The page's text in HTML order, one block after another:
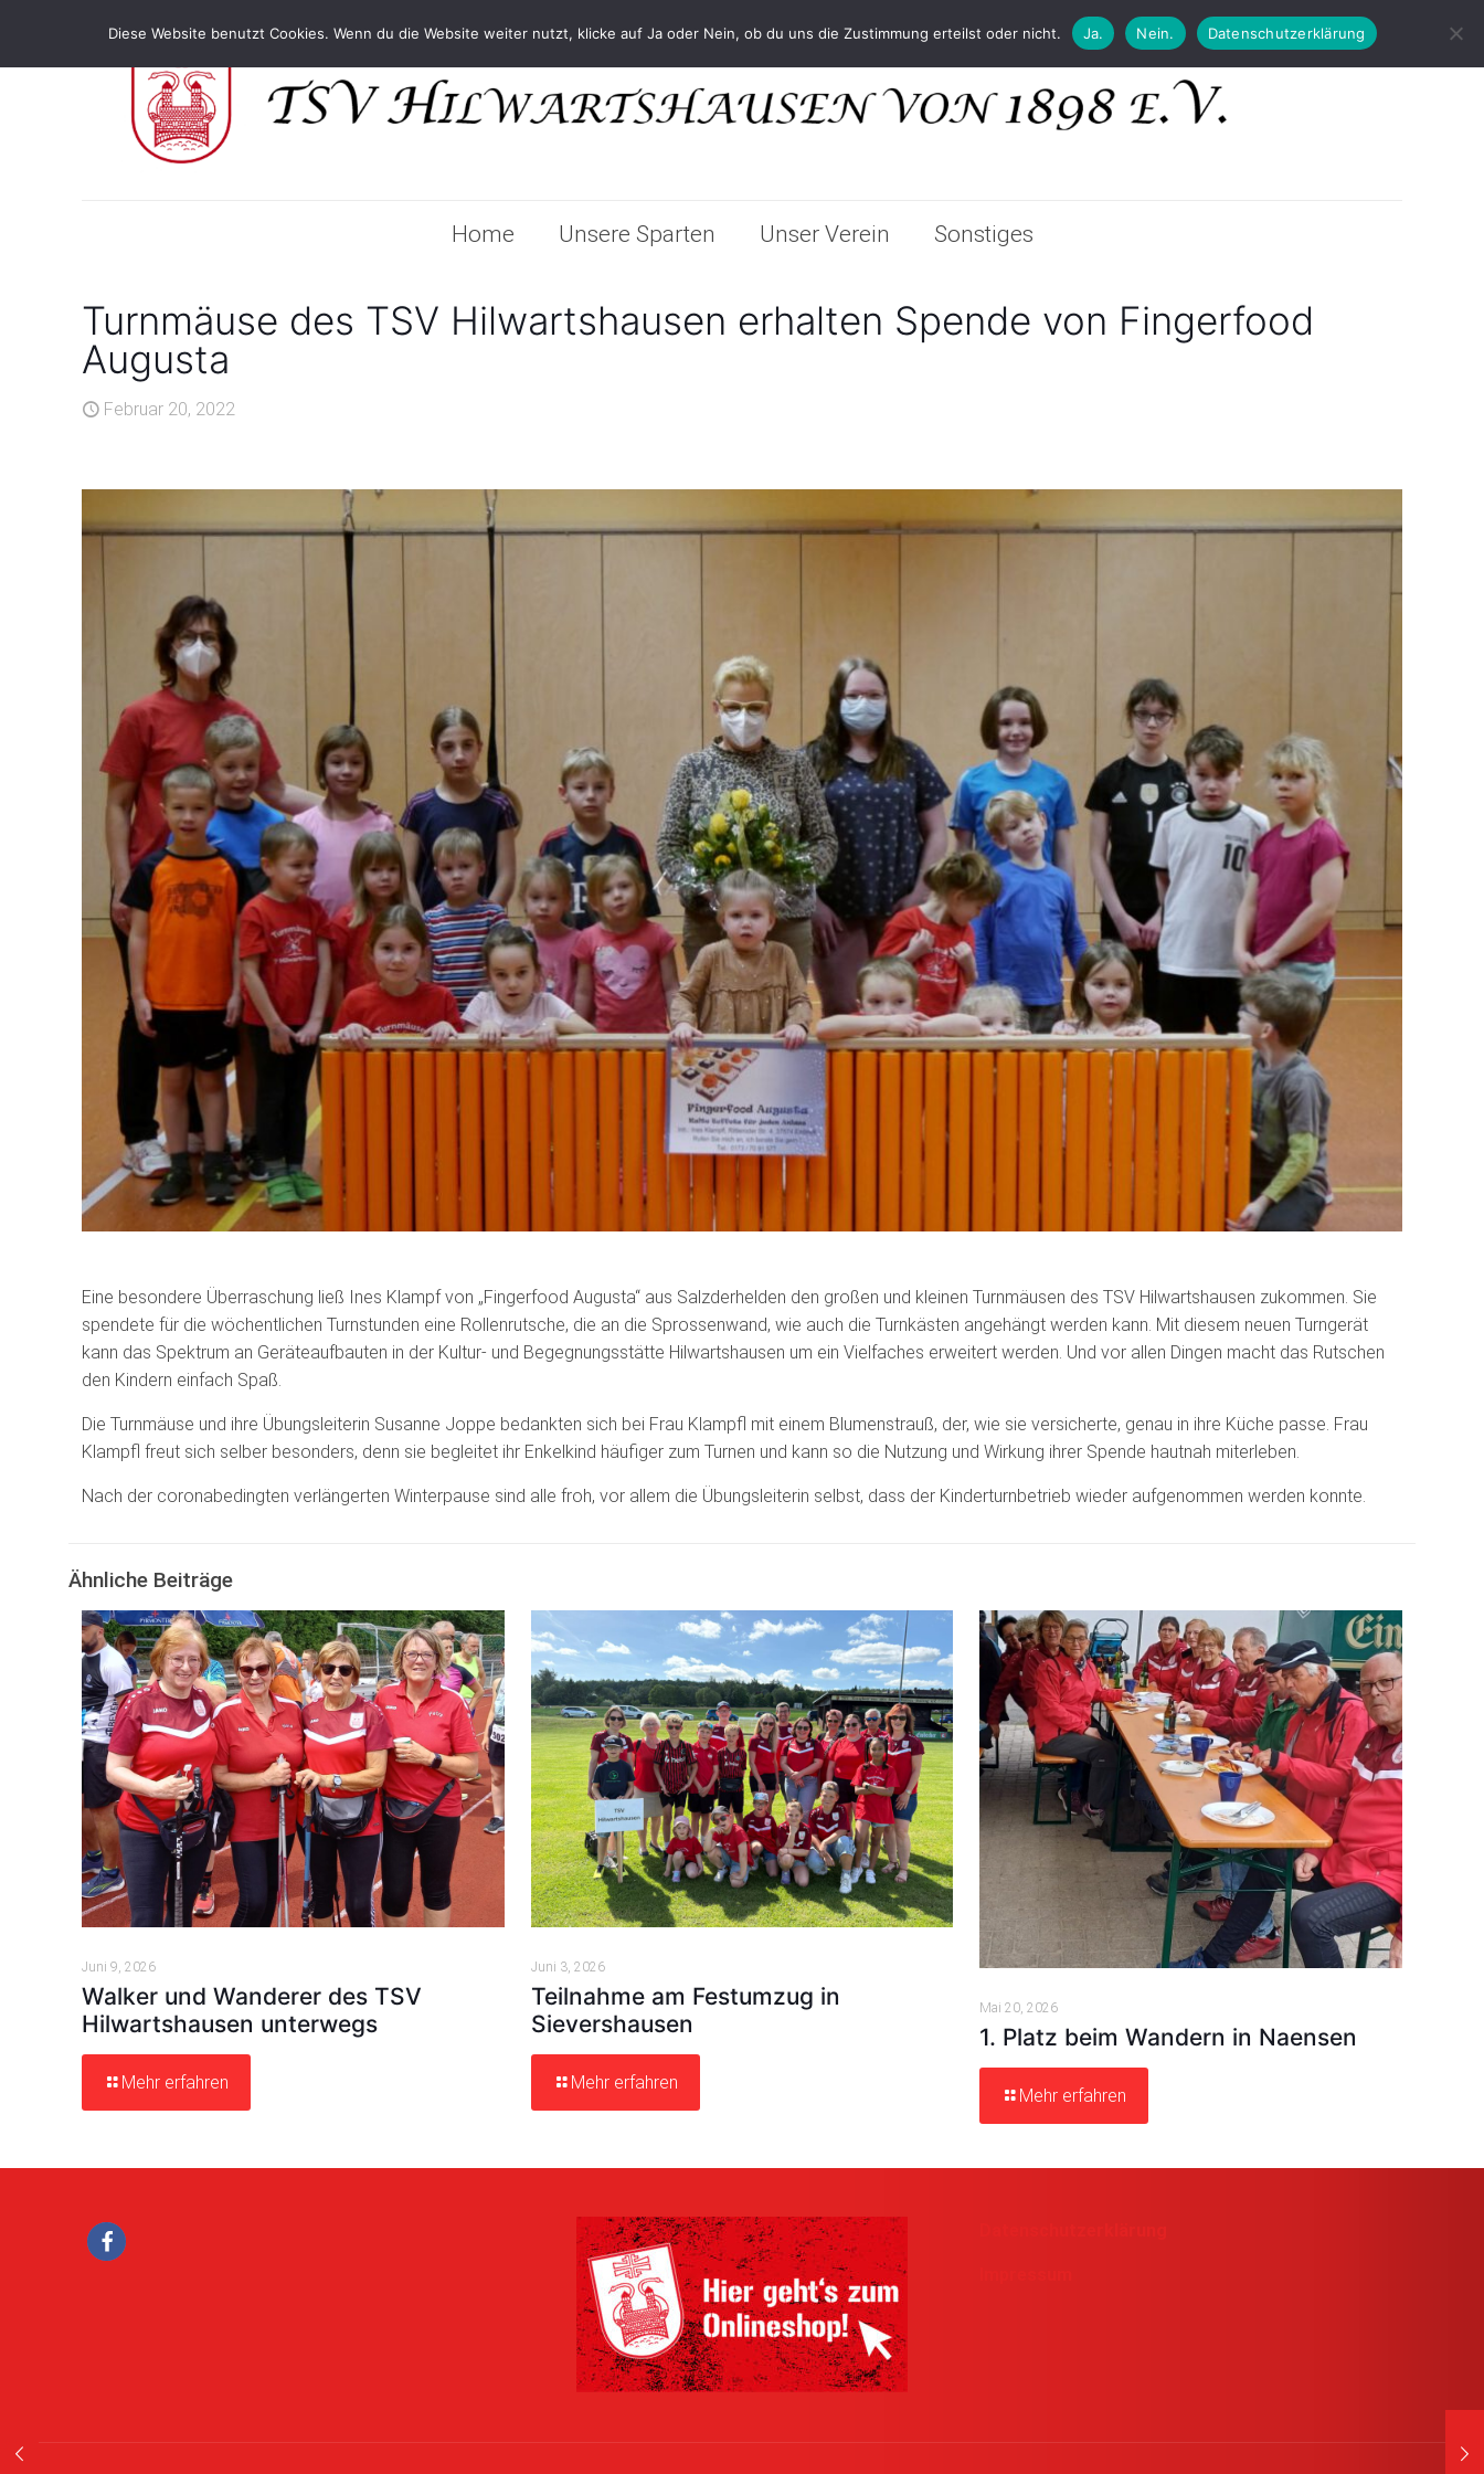
Home Unsere Sparten Unser Verein Sonstiges
Turnmäuse des TSV Hilwartshausen erhalten Spende von Fingerfood
Augusta
Februar 20, 2022
Eine besondere Überraschung ließ Ines Klampf von „Fingerfood Augusta“ aus Salzderhelden den großen und kleinen Turnmäusen des TSV Hilwartshausen zukommen. Sie
spendete für die wöchentlichen Turnstunden eine Rollenrutsche, die an die Sprossenwand, wie auch die Turnkästen angehängt werden kann. Mit diesem neuen Turngerät
kann das Spektrum an Geräteaufbauten in der Kultur- und Begegnungsstätte Hilwartshausen um ein Vielfaches erweitert werden. Und vor allen Dingen macht das Rutschen
den Kindern einfach Spaß.
Die Turnmäuse und ihre Übungsleiterin Susanne Joppe bedankten sich bei Frau Klampfl mit einem Blumenstrauß, der, wie sie versicherte, genau in ihre Küche passe. Frau
Klampfl freut sich selber besonders, denn sie begleitet ihr Enkelkind häufiger zum Turnen und kann so die Nutzung und Wirkung ihrer Spende hautnah miterleben.
Nach der coronabedingten verlängerten Winterpause sind alle froh, vor allem die Übungsleiterin selbst, dass der Kinderturnbetrieb wieder aufgenommen werden konnte.
Ähnliche Beiträge
Juni 9, 2026
Walker und Wanderer des TSV
Hilwartshausen unterwegs
Mehr erfahren
Juni 3, 2026
Teilnahme am Festumzug in
Sievershausen
Mehr erfahren
Mai 20, 2026
1. Platz beim Wandern in Naensen
Mehr erfahren
Diese Website benutzt Cookies. Wenn du die Website weiter nutzt, klicke auf Ja oder Nein, ob du uns die Zustimmung erteilst oder nicht. Ja. Nein. Datenschutzerklärung